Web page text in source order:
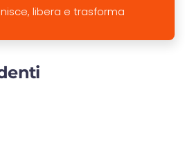
libera e trasforma